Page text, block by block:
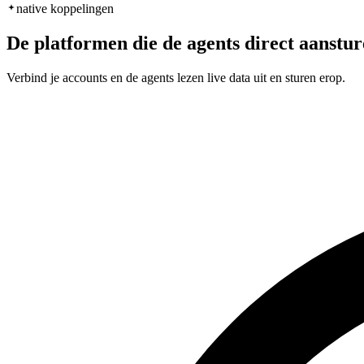
native koppelingen
De platformen die de agents direct
Verbind je accounts en de agents lezen live data uit en sturen erop.